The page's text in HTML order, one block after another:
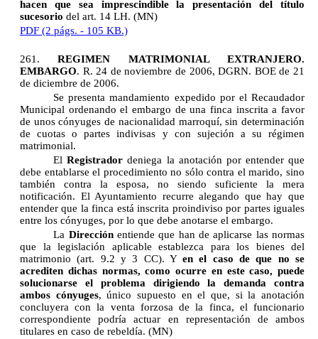
hacen que sea imprescindible la presentación del título
sucesorio del art. 14 LH. (MN)
PDF (2 págs. - 105 KB.)
261.REGIMEN MATRIMONIAL EXTRANJERO.
EMBARGO. R. 24 de noviembre de 2006, DGRN. BOE de 21
de diciembre de 2006.
Se presenta mandamiento expedido por el Recaudador
Municipal ordenando el embargo de una finca inscrita a favor
de unos cónyuges de nacionalidad marroquí, sin determinación
de cuotas o partes indivisas y con sujeción a su régimen
matrimonial.
ElRegistrador deniega la anotación por entender que
debe entablarse el procedimiento no sólo contra el marido, sino
también contra la esposa, no siendo suficiente la mera
notificación. El Ayuntamiento recurre alegando que hay que
entender que la finca está inscrita proindiviso por partes iguales
entre los cónyuges, por lo que debe anotarse el embargo.
La Direcciónentiende que han de aplicarse las normas
que la legislación aplicable establezca para los bienes del
matrimonio (art. 9.2 y 3 CC). Yen el caso de que no se
acrediten dichas normas, como ocurre en este caso, puede
solucionarse el problema dirigiendo la demanda contra
ambos cónyuges, único supuesto en el que, si la anotación
concluyera con la venta forzosa de la finca, el funcionario
correspondiente podría actuar en representación de ambos
titulares en caso de rebeldía. (MN)